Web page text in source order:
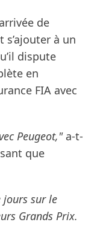
de
s’ajouter à un
dispute
en
FIA avec
Peugeot,"a-t-
que
jours sur le
Grands Prix.